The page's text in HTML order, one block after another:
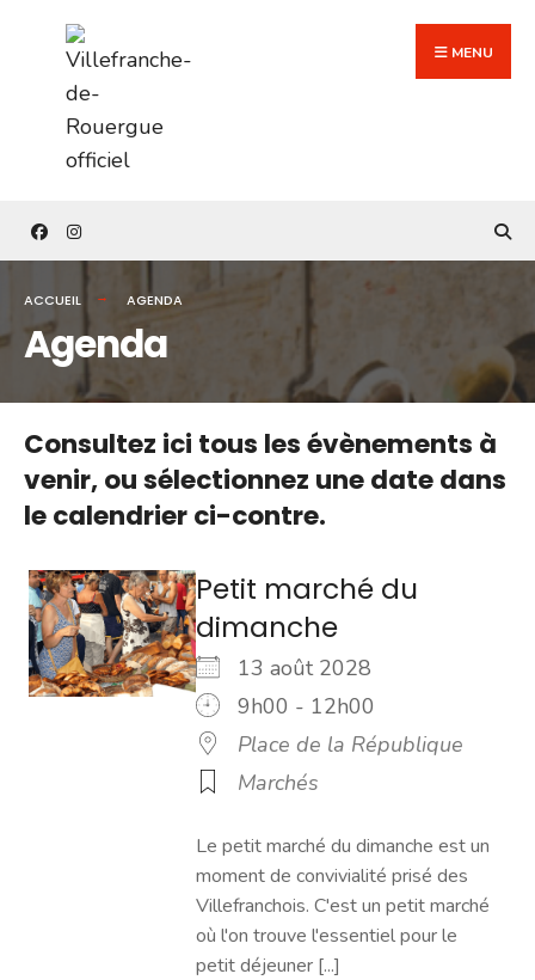
content
MENU
ACCUEIL AGENDA
Agenda
Consultez ici tous les évènements à
venir,ou sélectionnez une date dans
le calendrier ci-contre.
Petit marché du
dimanche
13 août 2028
9h00 - 12h00
Place de la République
Marchés
Le petit marché du dimanche est un
moment de convivialité prisé des
Villefranchois. C'est un petit marché
où l'on trouve l'essentiel pour le
petit déjeuner [...]
for: